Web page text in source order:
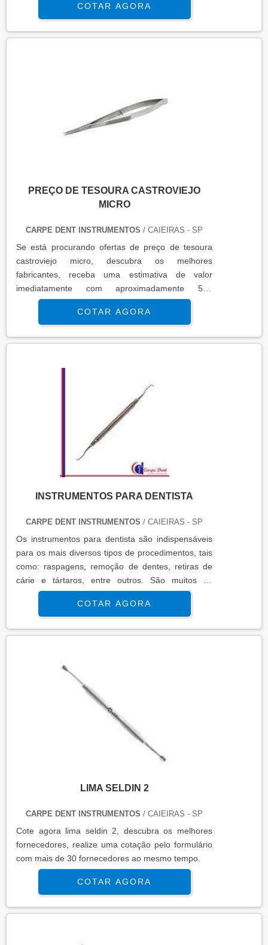
COTAR AGORA
PREÇO DE TESOURA CASTROVIEJO
MICRO
CARPE DENT INSTRUMENTOS / CAIEIRAS - SP
Se está procurando ofertas de preço de tesoura
castroviejo micro, descubra os melhores
fabricantes, receba uma estimativa de valor
imediatamente com aproximadamente 500
empresas ao mesmo tempo.
COTAR AGORA
INSTRUMENTOS PARA DENTISTA
CARPE DENT INSTRUMENTOS / CAIEIRAS - SP
Os instrumentos para dentista são indispensáveis
para os mais diversos tipos de procedimentos, tais
como: raspagens, remoção de dentes, retiras de
cárie e tártaros, entre outros. São muitos os
instrumentos utilizados no dia a dia do profissional.
MODELOS DE INSTRUMENTOS FEITOS PARA
DENTISTAOs instrumentos odontológicos são
confeccionados geralmente em aço inox, um
são disponibilizadas em diversos modelos,.
COTAR AGORA
LIMA SELDIN 2
CARPE DENT INSTRUMENTOS / CAIEIRAS - SP
Cote agora lima seldin 2, descubra os melhores
fornecedores, realize uma cotação pelo formulário
com mais de 30 fornecedores ao mesmo tempo.
COTAR AGORA